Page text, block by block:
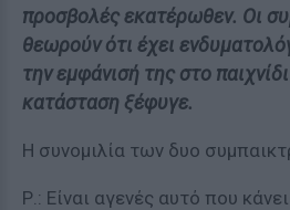
προσβολές εκατέρωθεν. Οι
θεωρούν ότι έχει
την εμφάνισή της στο
κατάσταση ξέφυγε.
Η συνομιλία των δυο
Ρ.: Είναι αγενές αυτό που